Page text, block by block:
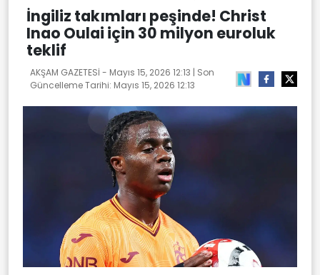
İngiliz takımları peşinde! Christ
Inao Oulai için 30 milyon euroluk
teklif
AKŞAM GAZETESİ - Mayıs 15, 2026 12:13 | Son
Güncelleme Tarihi: Mayıs 15, 2026 12:13